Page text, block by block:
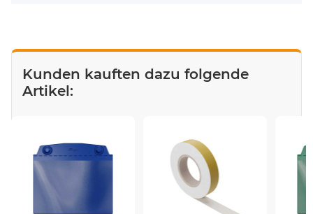
Kunden kauften dazu folgende
Artikel: